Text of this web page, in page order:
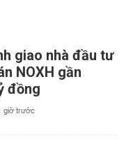
giao nhà đầu tư
NOXH gần
đồng
giờ trước